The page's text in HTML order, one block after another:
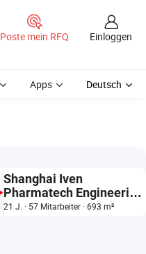
Poste mein RFQ Einloggen
Apps Deutsch
Shanghai Iven
Pharmatech Engineering
Co., Ltd.
21 J. · 57 Mitarbeiter · 693 m²